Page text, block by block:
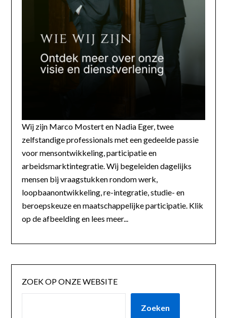
Wij zijn Marco Mostert en Nadia Eger, twee
zelfstandige professionals met een gedeelde passie
voor mensontwikkeling, participatie en
arbeidsmarktintegratie. Wij begeleiden dagelijks
mensen bij vraagstukken rondom werk,
loopbaanontwikkeling, re-integratie, studie- en
beroepskeuze en maatschappelijke participatie. Klik
op de afbeelding en lees meer...
ZOEK OP ONZE WEBSITE
Zoeken